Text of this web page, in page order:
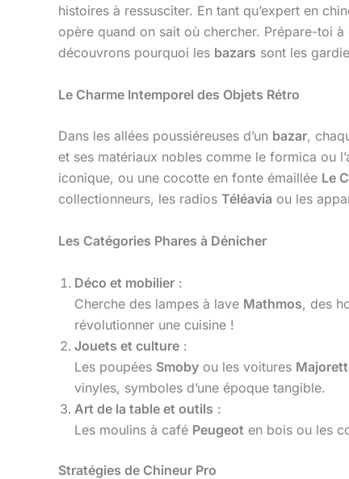
histoires à ressusciter. En tant qu’expert en
opère quand on sait où chercher. Prépare-toi
découvrons pourquoi les bazars sont les
Le Charme Intemporel des Objets Rétro
Dans les allées poussiéreuses d’un bazar,
et ses matériaux nobles comme le formica ou
iconique, ou une cocotte en fonte émaillée Le
collectionneurs, les radios Téléavia ou les
Les Catégories Phares à Dénicher
Déco et mobilier :
Cherche des lampes à lave Mathmos, des
révolutionner une cuisine !
Jouets et culture :
Les poupées Smoby ou les voitures
vinyles, symboles d’une époque tangible.
Art de la table et outils :
Les moulins à café Peugeot en bois ou les
Stratégies de Chineur Pro